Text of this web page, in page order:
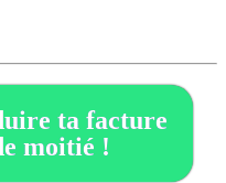
ta facture
moitié !